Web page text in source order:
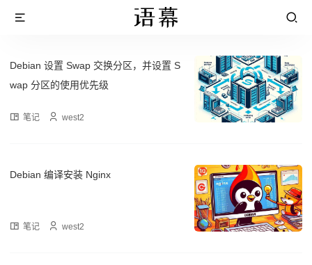
Debian 设置 Swap 交换分区，并设置 S
wap 分区的使用优先级
笔记 west2
Debian 编译安装 Nginx
笔记 west2